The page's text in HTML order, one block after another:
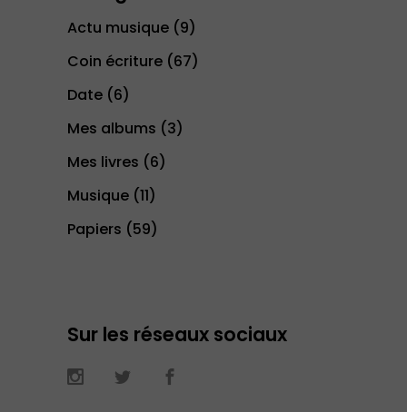
Actu musique (9)
Coin écriture (67)
Date (6)
Mes albums (3)
Mes livres (6)
Musique (11)
Papiers (59)
Sur les réseaux sociaux